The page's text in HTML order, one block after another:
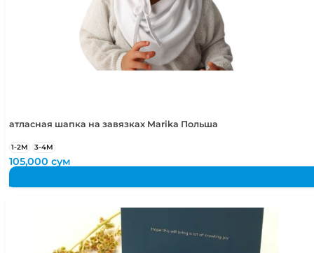
атласная шапка на завязках Marika Польша
1-2М 3-4М
105,000сум